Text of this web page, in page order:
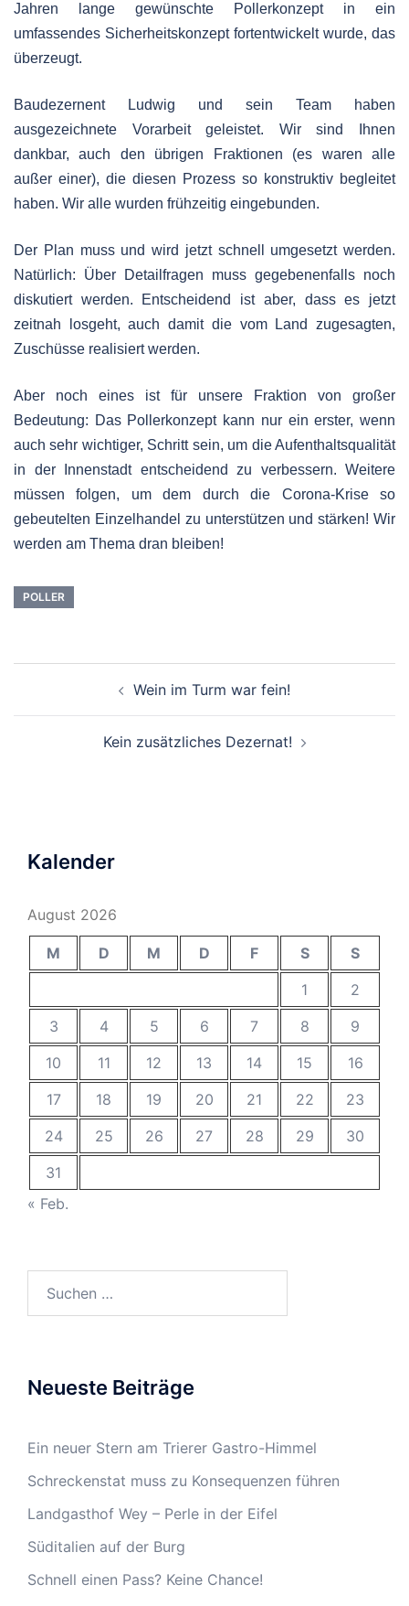
Jahren lange gewünschte Pollerkonzept in ein
umfassendes Sicherheitskonzept fortentwickelt wurde, das
überzeugt.
Baudezernent Ludwig und sein Team haben
ausgezeichnete Vorarbeit geleistet. Wir sind Ihnen
dankbar, auch den übrigen Fraktionen (es waren alle
außer einer), die diesen Prozess so konstruktiv begleitet
haben. Wir alle wurden frühzeitig eingebunden.
Der Plan muss und wird jetzt schnell umgesetzt werden.
Natürlich: Über Detailfragen muss gegebenenfalls noch
diskutiert werden. Entscheidend ist aber, dass es jetzt
zeitnah losgeht, auch damit die vom Land zugesagten,
Zuschüsse realisiert werden.
Aber noch eines ist für unsere Fraktion von großer
Bedeutung: Das Pollerkonzept kann nur ein erster, wenn
auch sehr wichtiger, Schritt sein, um die Aufenthaltsqualität
in der Innenstadt entscheidend zu verbessern. Weitere
müssen folgen, um dem durch die Corona-Krise so
gebeutelten Einzelhandel zu unterstützen und stärken! Wir
werden am Thema dran bleiben!
POLLER
Wein im Turm war fein!
Kein zusätzliches Dezernat!
Kalender
August 2026
M D M D F S
S
1
2
3
4 5 6 7 8
9
10
11 12 13 14 15
16
17
18 19 20 21 22
23
24
25 26 27 28 29
30
31
« Feb.
Neueste Beiträge
Ein neuer Stern am Trierer Gastro-Himmel
Schreckenstat muss zu Konsequenzen führen
Landgasthof Wey – Perle in der Eifel
Süditalien auf der Burg
Schnell einen Pass? Keine Chance!